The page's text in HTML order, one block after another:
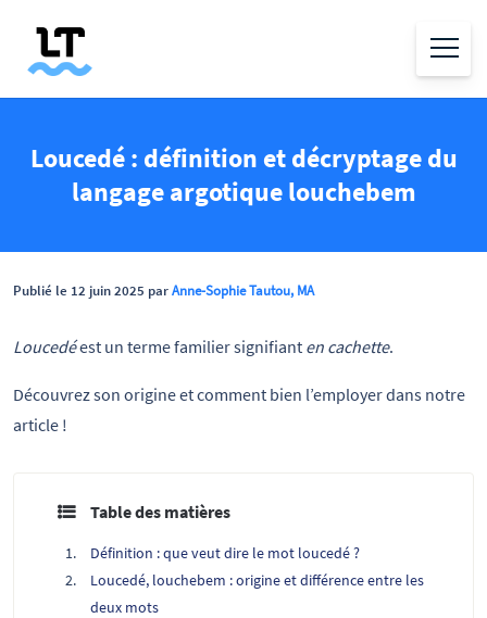
Loucedé : définition et décryptage du
langage argotique louchebem
Publié le 12 juin 2025 parAnne-Sophie Tautou, MA
Loucedéest un terme familier signifiant en cachette.
Découvrez son origine et comment bien l’employer dans notre
article !
Table des matières
Définition : que veut dire le mot loucedé ?
Loucedé, louchebem : origine et différence entre les
deux mots